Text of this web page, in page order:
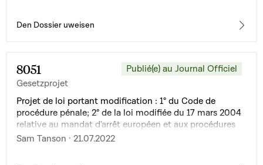
Den Dossier uweisen
8051
Gesetzprojet
Publié(e) au Journal Officiel
Projet de loi portant modification : 1° du Code de
procédure pénale; 2° de la loi modifiée du 17 mars 2004
relative au mandat d'arrêt européen et aux procédures
de remise entre Etats membres de l'Union européenne
Sam Tanson · 21.07.2022